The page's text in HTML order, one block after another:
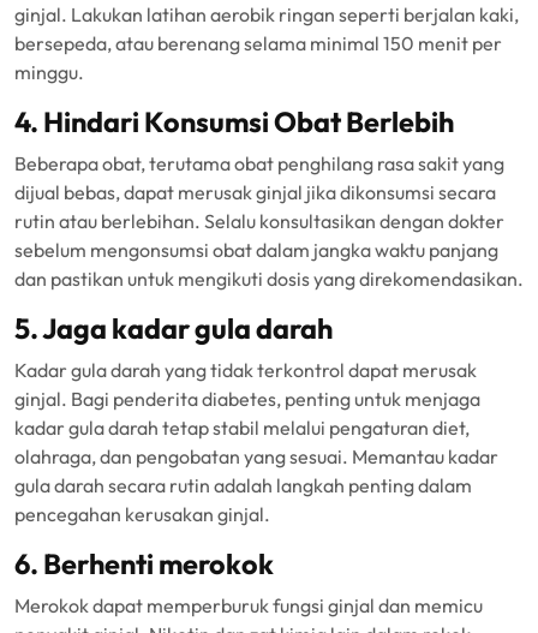
ginjal. Lakukan latihan aerobik ringan seperti berjalan kaki,
bersepeda, atau berenang selama minimal 150 menit per
minggu.
4. Hindari Konsumsi Obat Berlebih
Beberapa obat, terutama obat penghilang rasa sakit yang
dijual bebas, dapat merusak ginjal jika dikonsumsi secara
rutin atau berlebihan. Selalu konsultasikan dengan dokter
sebelum mengonsumsi obat dalam jangka waktu panjang
dan pastikan untuk mengikuti dosis yang direkomendasikan.
5. Jaga kadar gula darah
Kadar gula darah yang tidak terkontrol dapat merusak
ginjal. Bagi penderita diabetes, penting untuk menjaga
kadar gula darah tetap stabil melalui pengaturan diet,
olahraga, dan pengobatan yang sesuai. Memantau kadar
gula darah secara rutin adalah langkah penting dalam
pencegahan kerusakan ginjal.
6. Berhenti merokok
Merokok dapat memperburuk fungsi ginjal dan memicu